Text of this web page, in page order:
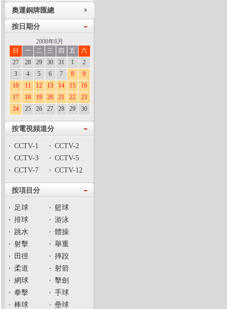
奧運銅牌匯總
按日期分
2008年8月
日
一 二 三 四 五
六
27
28 29 30 31 1
2
3
4 5 6 7 8
9
10
11 12 13 14 15
16
17
18 19 20 21 22
23
24
25 26 27 28 29 30
按電視頻道分
CCTV-1
CCTV-2
CCTV-3
CCTV-5
CCTV-7
CCTV-12
按項目分
足球
籃球
排球
游泳
跳水
體操
射擊
舉重
田徑
摔跤
柔道
射箭
網球
擊劍
拳擊
手球
棒球
壘球